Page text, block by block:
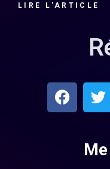
LIRE L'ARTICLE